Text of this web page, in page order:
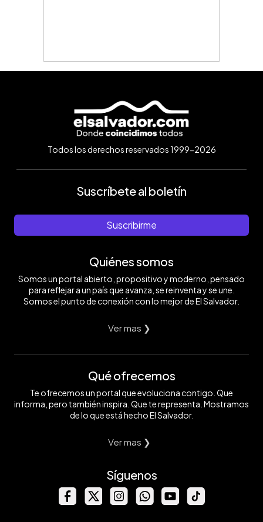
Todos los derechos reservados 1999-2026
Suscríbete al boletín
Suscribirme
Quiénes somos
Somos un portal abierto, propositivo y moderno, pensado
para reflejar a un país que avanza, se reinventa y se une.
Somos el punto de conexión con lo mejor de El Salvador.
Ver mas ❯
Qué ofrecemos
Te ofrecemos un portal que evoluciona contigo. Que
informa, pero también inspira. Que te representa. Mostramos
de lo que está hecho El Salvador.
Ver mas ❯
Síguenos